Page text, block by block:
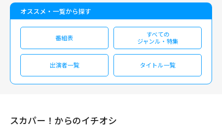
オススメ・一覧から探す
番組表
すべての
ジャンル・特集
出演者一覧 タイトル一覧
スカパー！からのイチオシ